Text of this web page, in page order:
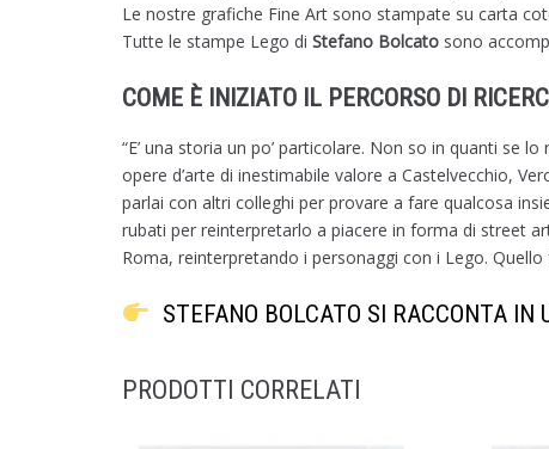
Le nostre grafiche Fine Art sono stampate su carta
Tutte le stampe Lego di Stefano Bolcato sono
COME È INIZIATO IL PERCORSO DI
“E’ una storia un po’ particolare. Non so in quanti se
opere d’arte di inestimabile valore a Castelvecchio,
parlai con altri colleghi per provare a fare qualcosa
rubati per reinterpretarlo a piacere in forma di street
Roma, reinterpretando i personaggi con i Lego.
STEFANO BOLCATO SI RACCONTA IN
PRODOTTI CORRELATI